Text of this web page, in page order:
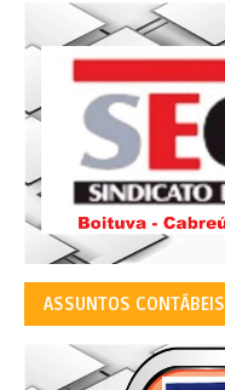
ASSUNTOS CONTÁBEIS